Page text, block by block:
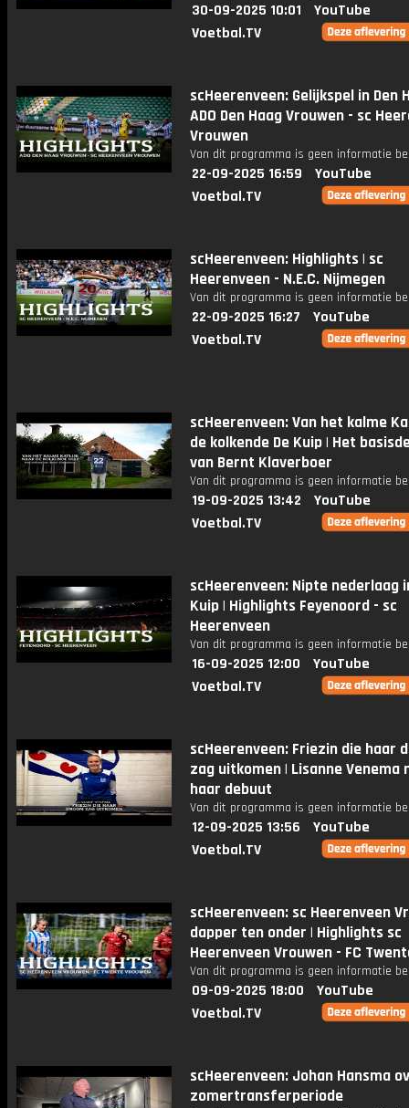
30-09-2025 10:01
YouTube
Voetbal.TV
scHeerenveen: Gelijkspel in Den
ADO Den Haag Vrouwen - sc
Vrouwen
Van dit programma is geen informatie
22-09-2025 16:59
YouTube
Voetbal.TV
scHeerenveen: Highlights | sc
Heerenveen - N.E.C. Nijmegen
Van dit programma is geen informatie
22-09-2025 16:27
YouTube
Voetbal.TV
scHeerenveen: Van het kalme
de kolkende De Kuip | Het
van Bernt Klaverboer
Van dit programma is geen informatie
19-09-2025 13:42
YouTube
Voetbal.TV
scHeerenveen: Nipte nederlaag
Kuip | Highlights Feyenoord - sc
Heerenveen
Van dit programma is geen informatie
16-09-2025 12:00
YouTube
Voetbal.TV
scHeerenveen: Friezin die haar
zag uitkomen | Lisanne Venema
haar debuut
Van dit programma is geen informatie
12-09-2025 13:56
YouTube
Voetbal.TV
scHeerenveen: sc Heerenveen
dapper ten onder | Highlights sc
Heerenveen Vrouwen - FC
Van dit programma is geen informatie
09-09-2025 18:00
YouTube
Voetbal.TV
scHeerenveen: Johan Hansma
zomertransferperiode